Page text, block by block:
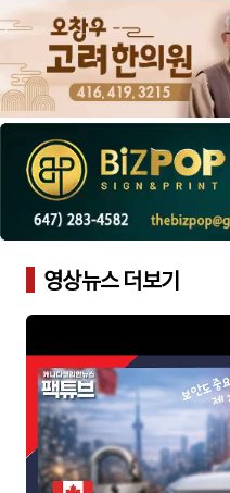
영상뉴스 더보기